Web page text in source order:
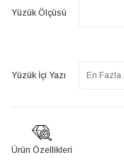
Yüzük Ölçüsü
Yüzük İçi Yazı
Ürün Özellikleri